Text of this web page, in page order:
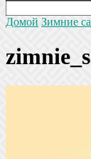
Домой Зимние